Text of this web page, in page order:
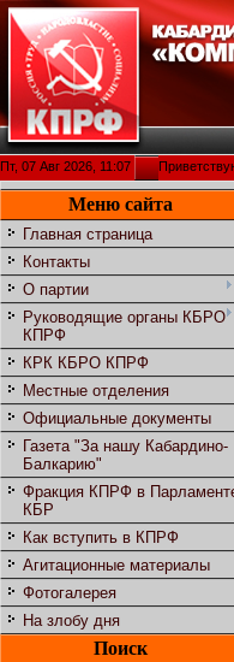
Пт, 07 Авг 2026, 11:07
Меню сайта
Главная страница
Контакты
О партии
Руководящие органы КБРО
КПРФ
КРК КБРО КПРФ
Местные отделения
Официальные документы
Газета "За нашу Кабардино-
Балкарию"
Фракция КПРФ в
КБР
Как вступить в КПРФ
Агитационные материалы
Фотогалерея
На злобу дня
Поиск